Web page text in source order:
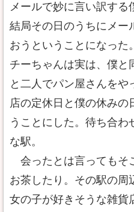
メールで妙に言い訳する
結局その日のうちにメー
おうということになった。
チーちゃんは実は、僕と
と二人でパン屋さんをや
店の定休日と僕の休みの
うことにした。待ち合わ
な駅。
会ったとは言ってもそ
お茶したり。その駅の周
女の子が好きそうな雑貨